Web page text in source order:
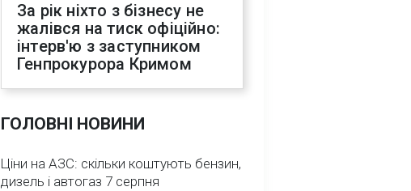
За рік ніхто з бізнесу не
жалівся на тиск офіційно:
інтерв'ю з заступником
Генпрокурора Кримом
ГОЛОВНІ НОВИНИ
Ціни на АЗС: скільки коштують бензин,
дизель і автогаз 7 серпня